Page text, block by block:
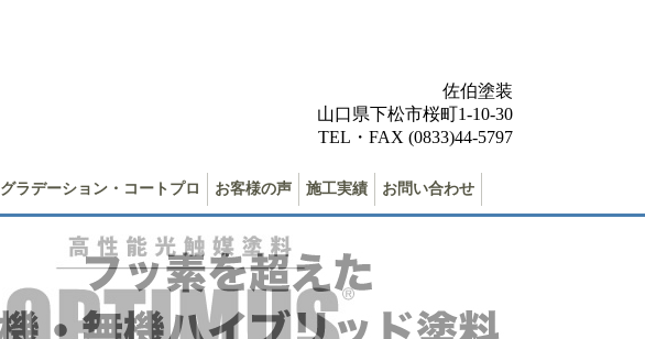
佐伯塗装
山口県下松市桜町1-10-30
TEL・FAX (0833)44-5797
グラデーション・コートプロ お客様の声 施工実績 お問い合わせ